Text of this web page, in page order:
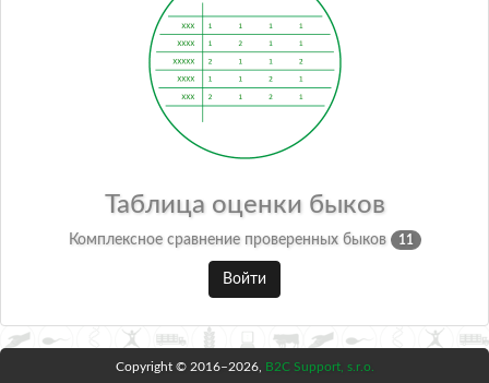
Таблица оценки быков
Комплексное сравнение проверенных быков 11
Войти
Copyright © 2016–2026, B2C Support, s.r.o.